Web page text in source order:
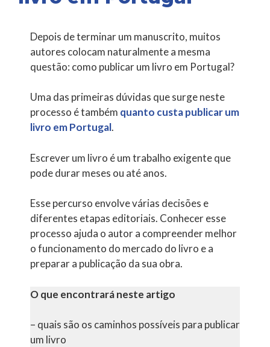
Depois de terminar um manuscrito, muitos
autores colocam naturalmente a mesma
questão: como publicar um livro em Portugal?
Uma das primeiras dúvidas que surge neste
processo é também quanto custa publicar um
livro em Portugal.
Escrever um livro é um trabalho exigente que
pode durar meses ou até anos.
Esse percurso envolve várias decisões e
diferentes etapas editoriais. Conhecer esse
processo ajuda o autor a compreender melhor
o funcionamento do mercado do livro e a
preparar a publicação da sua obra.
O que encontrará neste artigo
– quais são os caminhos possíveis para publicar
um livro